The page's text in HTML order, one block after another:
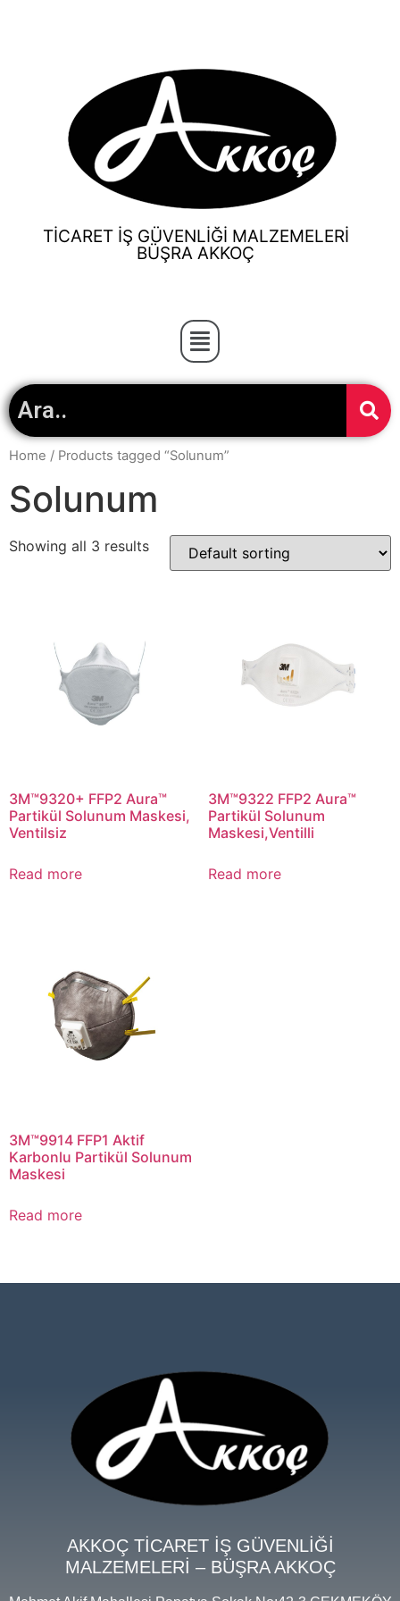
TİCARET İŞ GÜVENLİĞİ MALZEMELERİ
BÜŞRA AKKOÇ
Home / Products tagged “Solunum”
Solunum
Showing all 3 results
3M™9320+ FFP2 Aura™
Partikül Solunum Maskesi,
Ventilsiz
Read more
3M™9322 FFP2 Aura™
Partikül Solunum
Maskesi,Ventilli
Read more
3M™9914 FFP1 Aktif
Karbonlu Partikül Solunum
Maskesi
Read more
AKKOÇ TİCARET İŞ GÜVENLİĞİ
MALZEMELERİ – BÜŞRA AKKOÇ